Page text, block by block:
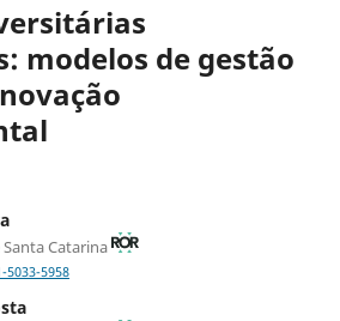
modelos de gestão
Catarina
5958